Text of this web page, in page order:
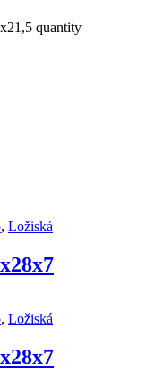
quantity
, Ložiská
, Ložiská